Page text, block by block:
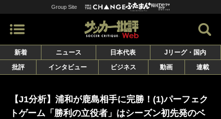
Group Site
新着 ニュース 日本代表
Jリーグ・国内
批評
インタビュー ビジネス 動画 連載
【J1分析】浦和が鹿島相手に完勝！(1)パーフェク
トゲーム「勝利の立役者」はシーズン初先発のベ